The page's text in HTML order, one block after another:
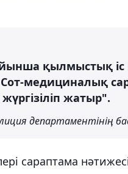
қылмыстық іс
медициналық
жатыр".
департаментінің
сараптама